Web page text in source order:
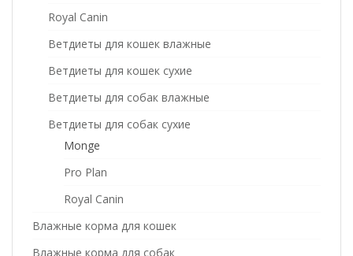
Royal Canin
Ветдиеты для кошек влажные
Ветдиеты для кошек сухие
Ветдиеты для собак влажные
Ветдиеты для собак сухие
Monge
Pro Plan
Royal Canin
Влажные корма для кошек
Влажные корма для собак